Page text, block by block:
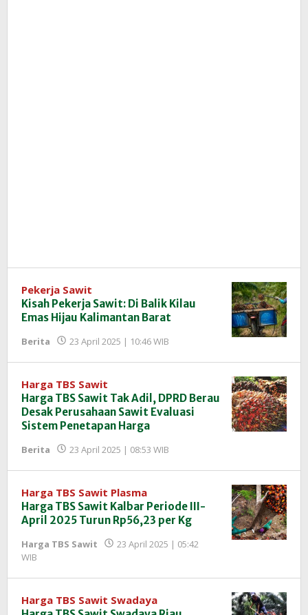
Pekerja Sawit
Kisah Pekerja Sawit: Di Balik Kilau
Emas Hijau Kalimantan Barat
Berita 23 April 2025 | 10:46 WIB
InfoSAWIT
Harga TBS Sawit
Harga TBS Sawit Tak Adil, DPRD Berau
Desak Perusahaan Sawit Evaluasi
Sistem Penetapan Harga
Berita 23 April 2025 | 08:53 WIB
InfoSAWIT
Harga TBS Sawit Plasma
Harga TBS Sawit Kalbar Periode III-
April 2025 Turun Rp56,23 per Kg
Harga TBS Sawit
23 April 2025 | 05:42
WIB
InfoSAWIT
Harga TBS Sawit Swadaya